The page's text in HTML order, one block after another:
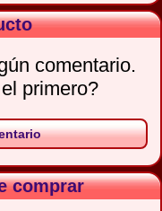
comentario.
primero?
comprar